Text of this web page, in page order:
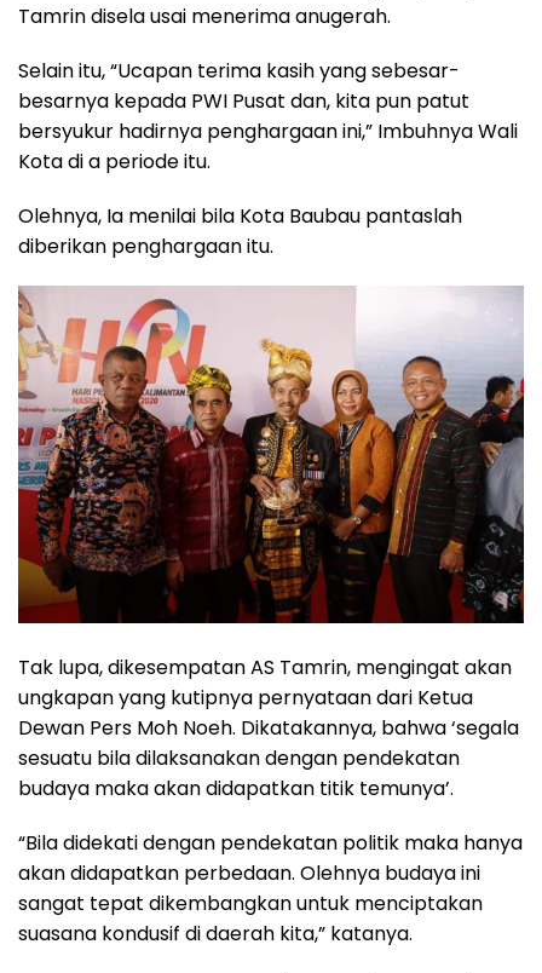
Tamrin disela usai menerima anugerah.
Selain itu, “Ucapan terima kasih yang sebesar-
besarnya kepada PWI Pusat dan, kita pun patut
bersyukur hadirnya penghargaan ini,” Imbuhnya Wali
Kota di a periode itu.
Olehnya, Ia menilai bila Kota Baubau pantaslah
diberikan penghargaan itu.
Tak lupa, dikesempatan AS Tamrin, mengingat akan
ungkapan yang kutipnya pernyataan dari Ketua
Dewan Pers Moh Noeh. Dikatakannya, bahwa ‘segala
sesuatu bila dilaksanakan dengan pendekatan
budaya maka akan didapatkan titik temunya’.
“Bila didekati dengan pendekatan politik maka hanya
akan didapatkan perbedaan. Olehnya budaya ini
sangat tepat dikembangkan untuk menciptakan
suasana kondusif di daerah kita,” katanya.